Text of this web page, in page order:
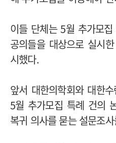
이들 단체는 5월 추가모
공의들을 대상으로 실시
시했다.
앞서 대한의학회와 대한
5월 추가모집 특례 건의
복귀 의사를 묻는 설문조